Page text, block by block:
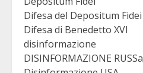
Difesa del Depositum Fidei
Difesa di Benedetto XVI
disinformazione
DISINFORMAZIONE RUSSa